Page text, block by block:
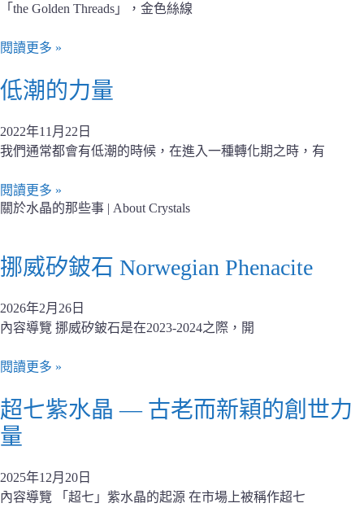
「the Golden Threads」，金色絲線
閱讀更多 »
低潮的力量
2022年11月22日
我們通常都會有低潮的時候，在進入一種轉化期之時，有
閱讀更多 »
關於水晶的那些事 | About Crystals
挪威矽鈹石 Norwegian Phenacite
2026年2月26日
內容導覽 挪威矽鈹石是在2023-2024之際，開
閱讀更多 »
超七紫水晶 — 古老而新穎的創世力
量
2025年12月20日
內容導覽 「超七」紫水晶的起源 在市場上被稱作超七